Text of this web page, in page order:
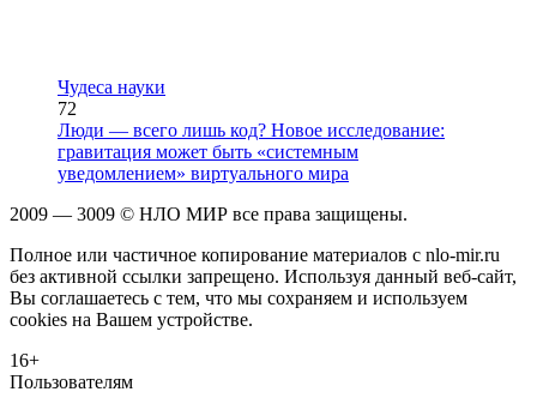
Чудеса науки
72
Люди — всего лишь код? Новое исследование:
гравитация может быть «системным
уведомлением» виртуального мира
2009 — 3009 © НЛО МИР все права защищены.
Полное или частичное копирование материалов с nlo-mir.ru
без активной ссылки запрещено. Используя данный веб-сайт,
Вы соглашаетесь с тем, что мы сохраняем и используем
cookies на Вашем устройстве.
16+
Пользователям